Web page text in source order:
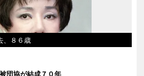
、８６歳
団協が結成７０年